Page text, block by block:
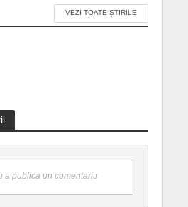
VEZI TOATE ȘTIRILE
a publica un comentariu